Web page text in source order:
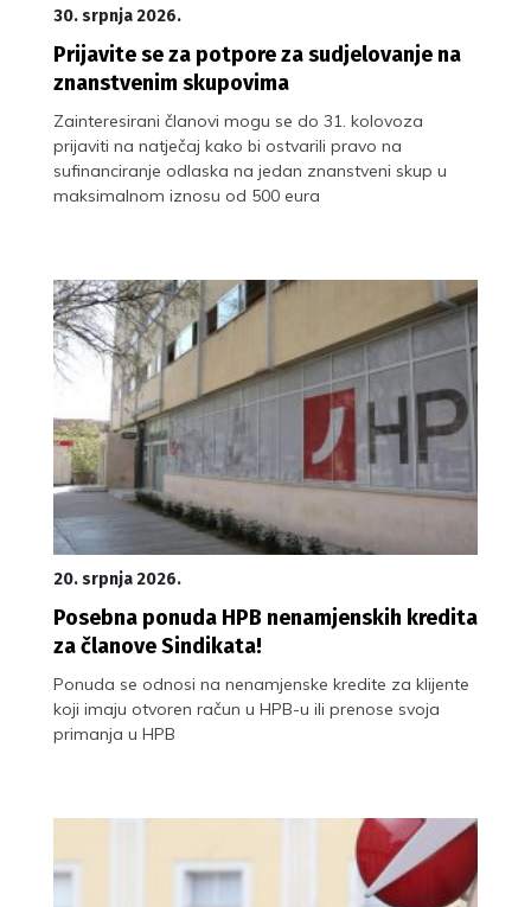
30. srpnja 2026.
Prijavite se za potpore za sudjelovanje na
znanstvenim skupovima
Zainteresirani članovi mogu se do 31. kolovoza
prijaviti na natječaj kako bi ostvarili pravo na
sufinanciranje odlaska na jedan znanstveni skup u
maksimalnom iznosu od 500 eura
20. srpnja 2026.
Posebna ponuda HPB nenamjenskih kredita
za članove Sindikata!
Ponuda se odnosi na nenamjenske kredite za klijente
koji imaju otvoren račun u HPB-u ili prenose svoja
primanja u HPB